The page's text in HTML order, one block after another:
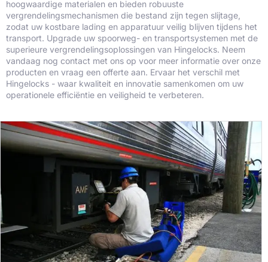
hoogwaardige materialen en bieden robuuste
vergrendelingsmechanismen die bestand zijn tegen slijtage,
zodat uw kostbare lading en apparatuur veilig blijven tijdens het
transport. Upgrade uw spoorweg- en transportsystemen met de
superieure vergrendelingsoplossingen van Hingelocks. Neem
vandaag nog contact met ons op voor meer informatie over onze
producten en vraag een offerte aan. Ervaar het verschil met
Hingelocks - waar kwaliteit en innovatie samenkomen om uw
operationele efficiëntie en veiligheid te verbeteren.